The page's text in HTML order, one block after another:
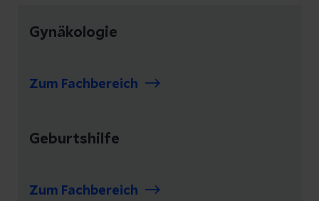
Gynäkologie
Zum Fachbereich
Geburtshilfe
Zum Fachbereich